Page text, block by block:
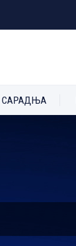
САРАДЊА